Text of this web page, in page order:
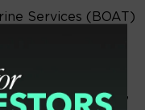
Services (BOAT)
expenditure
itu, akan
kapal, guna
memenuhi
lebih modern,